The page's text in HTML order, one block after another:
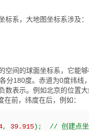
系，大地图坐标系涉及：
空间的球面坐标系，它能
分180度。赤道为0度纬线
数表示。例如北京的位置
前，纬度在后，例如：
, 39.915) ; // 创建点坐